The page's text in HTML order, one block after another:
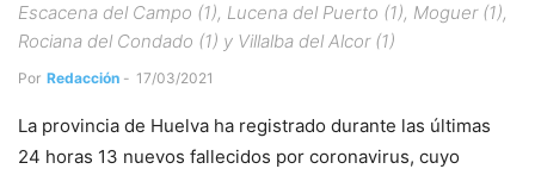
Escacena del Campo (1), Lucena del Puerto (1), Moguer (1),
Rociana del Condado (1) y Villalba del Alcor (1)
Por Redacción - 17/03/2021
La provincia de Huelva ha registrado durante las últimas
24 horas 13 nuevos fallecidos por coronavirus, cuyo